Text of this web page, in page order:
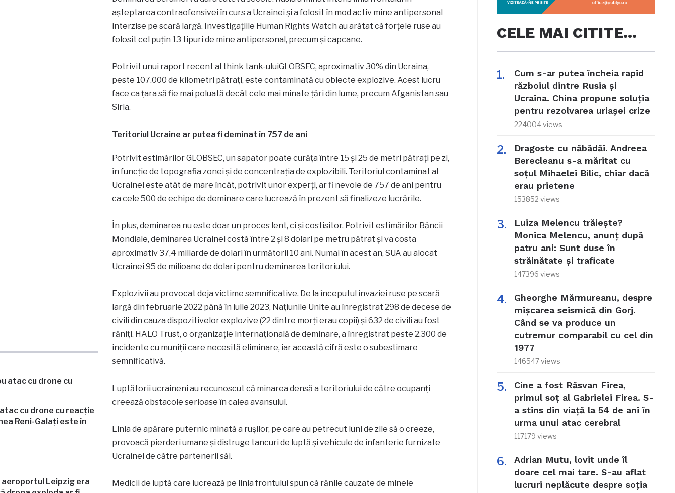
cu drone cu reacție
Reni-Galați este în
aeroportul Leipzig era
așteptarea contraofensivei în curs a Ucrainei și a folosit în mod activ mine antipersonal
interzise pe scară largă. Investigațiile Human Rights Watch au arătat că forțele ruse au
folosit cel puțin 13 tipuri de mine antipersonal, precum și capcane.
Potrivit unui raport recent al think tank-uluiGLOBSEC, aproximativ 30% din Ucraina,
peste 107.000 de kilometri pătrați, este contaminată cu obiecte explozive. Acest lucru
face ca țara să fie mai poluată decât cele mai minate țări din lume, precum Afganistan sau
Siria.
Teritoriul Ucraine ar putea fi deminat în 757 de ani
Potrivit estimărilor GLOBSEC, un sapator poate curăța între 15 și 25 de metri pătrați pe zi,
în funcție de topografia zonei și de concentrația de explozibili. Teritoriul contaminat al
Ucrainei este atât de mare încât, potrivit unor experți, ar fi nevoie de 757 de ani pentru
ca cele 500 de echipe de deminare care lucrează în prezent să finalizeze lucrările.
În plus, deminarea nu este doar un proces lent, ci și costisitor. Potrivit estimărilor Băncii
Mondiale, deminarea Ucrainei costă între 2 și 8 dolari pe metru pătrat și va costa
aproximativ 37,4 miliarde de dolari în următorii 10 ani. Numai în acest an, SUA au alocat
Ucrainei 95 de milioane de dolari pentru deminarea teritoriului.
Explozivii au provocat deja victime semnificative. De la începutul invaziei ruse pe scară
largă din februarie 2022 până în iulie 2023, Națiunile Unite au înregistrat 298 de decese de
civili din cauza dispozitivelor explozive (22 dintre morți erau copii) și 632 de civili au fost
răniți. HALO Trust, o organizație internațională de deminare, a înregistrat peste 2.300 de
incidente cu muniții care necesită eliminare, iar această cifră este o subestimare
semnificativă.
Luptătorii ucraineni au recunoscut că minarea densă a teritoriului de către ocupanți
creează obstacole serioase în calea avansului.
Linia de apărare puternic minată a rușilor, pe care au petrecut luni de zile să o creeze,
provoacă pierderi umane și distruge tancuri de luptă și vehicule de infanterie furnizate
Ucrainei de către partenerii săi.
Medicii de luptă care lucrează pe linia frontului spun că rănile cauzate de minele
CELE MAI CITITE…
Cum s-ar putea încheia rapid
războiul dintre Rusia și
Ucraina. China propune soluția
pentru rezolvarea uriașei crize
224004 views
Dragoste cu năbădăi. Andreea
Berecleanu s-a măritat cu
soțul Mihaelei Bilic, chiar dacă
erau prietene
153852 views
Luiza Melencu trăiește?
Monica Melencu, anunț după
patru ani: Sunt duse în
străinătate și traficate
147396 views
Gheorghe Mărmureanu, despre
mișcarea seismică din Gorj.
Când se va produce un
cutremur comparabil cu cel din
1977
146547 views
Cine a fost Răsvan Firea,
primul soț al Gabrielei Firea. S-
a stins din viață la 54 de ani în
urma unui atac cerebral
117179 views
Adrian Mutu, lovit unde îl
doare cel mai tare. S-au aflat
lucruri neplăcute despre soția